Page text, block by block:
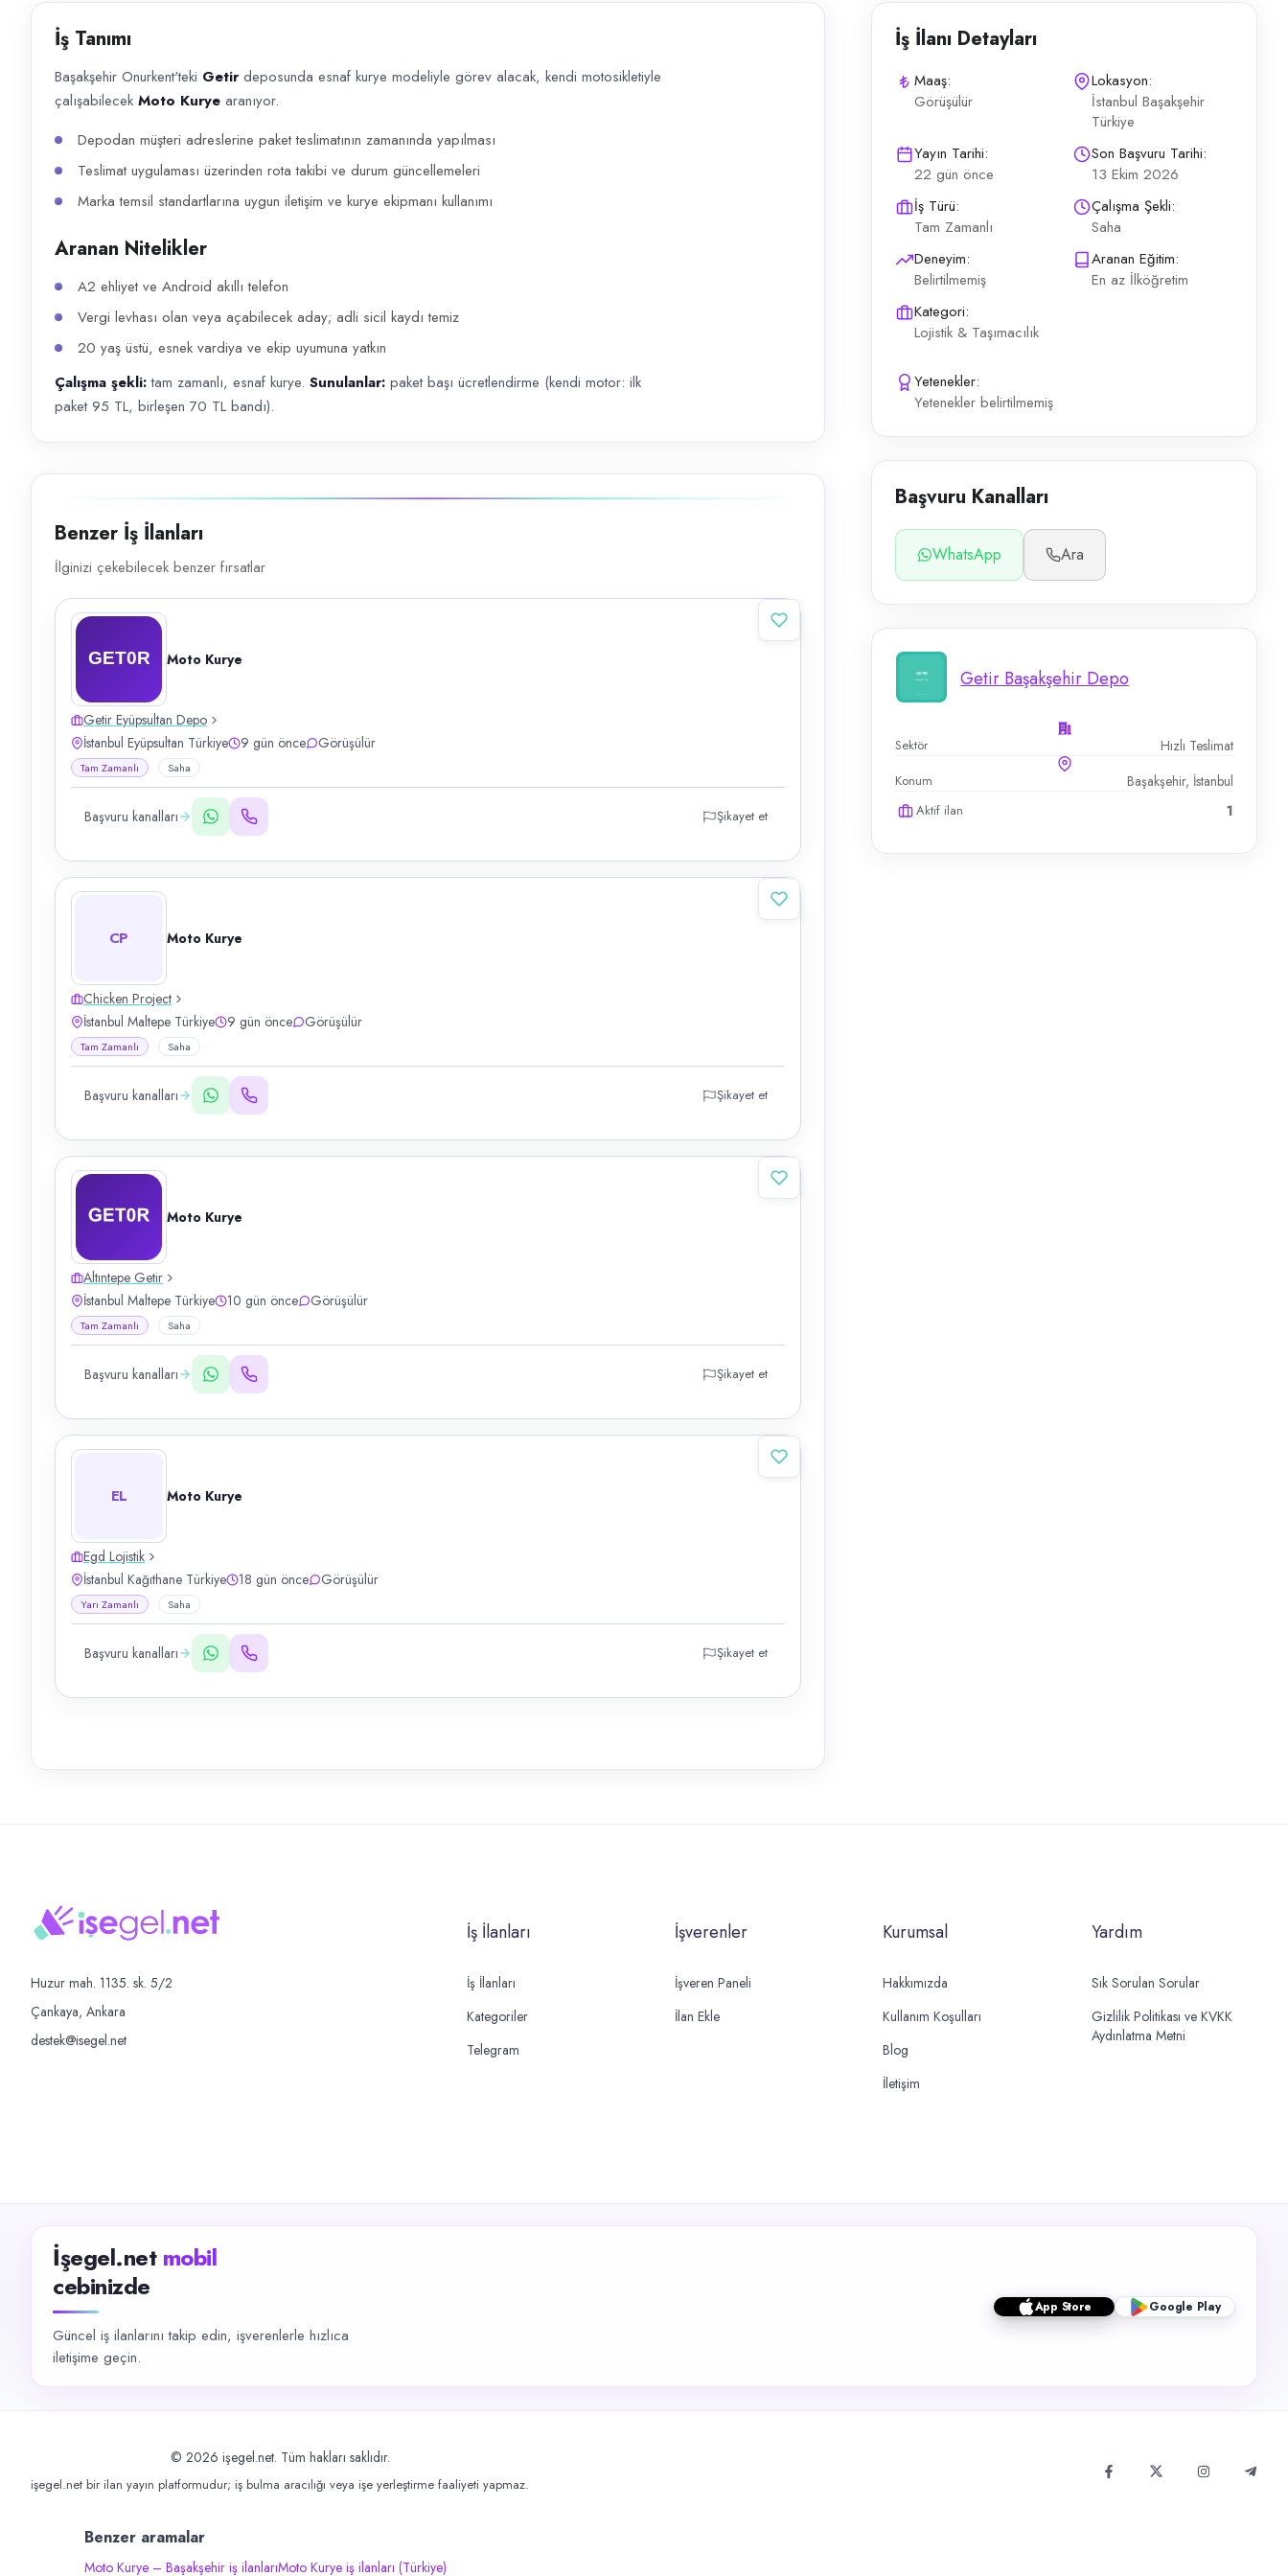
Başvuru kanalları
WhatsApp, Telefon
İlan açıklaması
Başakşehir Onurkent'teki Getir deposunda esnaf kurye modeliyle görev alacak, kendi motosikletiyle çalışabilecek Moto Kurye aranıyor. Depodan müşteri adreslerine paket teslimatının zamanında yapılması
İş Tanımı
Başakşehir Onurkent'teki Getirdeposunda esnaf kurye modeliyle görev alacak, kendi motosikletiyle
çalışabilecek Moto Kurye aranıyor.
Depodan müşteri adreslerine paket teslimatının zamanında yapılması
Teslimat uygulaması üzerinden rota takibi ve durum güncellemeleri
Marka temsil standartlarına uygun iletişim ve kurye ekipmanı kullanımı
Aranan Nitelikler
A2 ehliyet ve Android akıllı telefon
Vergi levhası olan veya açabilecek aday; adli sicil kaydı temiz
20 yaş üstü, esnek vardiya ve ekip uyumuna yatkın
Çalışma şekli:tam zamanlı, esnaf kurye. Sunulanlar: paket başı ücretlendirme (kendi motor: ilk
paket 95 TL, birleşen 70 TL bandı).
İş İlanı Detayları
Maaş:
Görüşülür
Lokasyon:
İstanbul Başakşehir
Türkiye
Yayın Tarihi:
22 gün önce
Son Başvuru Tarihi:
13 Ekim 2026
İş Türü:
Tam Zamanlı
Çalışma Şekli:
Saha
Deneyim:
Belirtilmemiş
Aranan Eğitim:
En az İlköğretim
Kategori:
Lojistik & Taşımacılık
Yetenekler:
Yetenekler belirtilmemiş
Başvuru Kanalları
WhatsApp Ara
Getir Başakşehir Depo
Sektör Hızlı Teslimat
Konum Başakşehir, İstanbul
Aktif ilan 1
Benzer İş İlanları
İlginizi çekebilecek benzer fırsatlar
Moto Kurye
Getir Eyüpsultan Depo
İstanbul Eyüpsultan Türkiye
9 gün önce Görüşülür
Tam Zamanlı Saha
Başvuru kanalları Şikayet et
CP Moto Kurye
Chicken Project
İstanbul Maltepe Türkiye
9 gün önce Görüşülür
Tam Zamanlı Saha
Başvuru kanalları Şikayet et
Moto Kurye
Altıntepe Getir
İstanbul Maltepe Türkiye
10 gün önce Görüşülür
Tam Zamanlı Saha
Başvuru kanalları Şikayet et
EL Moto Kurye
Egd Lojistik
İstanbul Kağıthane Türkiye
18 gün önce Görüşülür
Yarı Zamanlı Saha
Başvuru kanalları Şikayet et
Huzur mah. 1135. sk. 5/2
Çankaya, Ankara
destek@isegel.net
İş İlanları
İş İlanları
Kategoriler
Telegram
İşverenler
İşveren Paneli
İlan Ekle
Kurumsal
Hakkımızda
Kullanım Koşulları
Blog
İletişim
Yardım
Sık Sorulan Sorular
Gizlilik Politikası ve KVKK
Aydınlatma Metni
İşegel.net mobil
cebinizde
Güncel iş ilanlarını takip edin, işverenlerle hızlıca
iletişime geçin.
App Store Google Play
© 2026 işegel.net. Tüm hakları saklıdır.
işegel.net bir ilan yayın platformudur; iş bulma aracılığı veya işe yerleştirme faaliyeti yapmaz.
Benzer aramalar
Moto Kurye – Başakşehir iş ilanlarıMoto Kurye iş ilanları (Türkiye)